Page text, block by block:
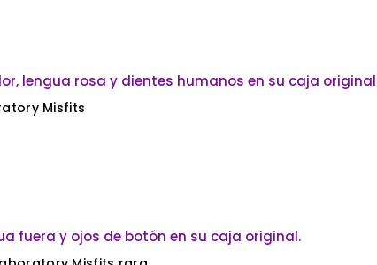
Misfits